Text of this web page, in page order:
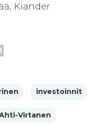
Kiander
investoinnit
Virtanen